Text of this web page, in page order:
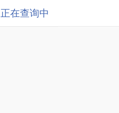
正在查询中